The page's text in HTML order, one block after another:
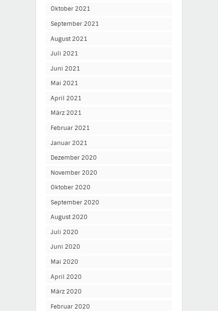
Oktober 2021
September 2021
August 2021
Juli 2021
Juni 2021
Mai 2021
April 2021
März 2021
Februar 2021
Januar 2021
Dezember 2020
November 2020
Oktober 2020
September 2020
August 2020
Juli 2020
Juni 2020
Mai 2020
April 2020
März 2020
Februar 2020